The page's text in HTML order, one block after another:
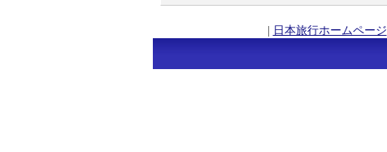
| 日本旅行ホームページ